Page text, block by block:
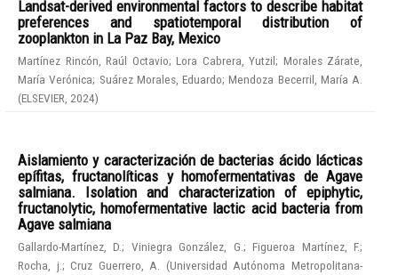
Landsat-derived environmental factors to describe habitat
preferences and spatiotemporal distribution of
zooplankton in La Paz Bay, Mexico
Martínez Rincón, Raúl Octavio; Lora Cabrera, Yutzil; Morales Zárate,
María Verónica; Suárez Morales, Eduardo;Mendoza Becerril, María A.
(ELSEVIER 2024)
Aislamiento y caracterización de bacterias ácido lácticas
epífitas, fructanolíticas y homofermentativas de Agave
salmiana. Isolation and characterization of epiphytic,
fructanolytic, homofermentative lactic acid bacteria from
Agave salmiana
Gallardo-Martínez, D.; Viniegra González, G. ;Figueroa Martínez, F.;
Rocha, j. ;Cruz Guerrero, A. (Universidad Autónoma Metropolitana-